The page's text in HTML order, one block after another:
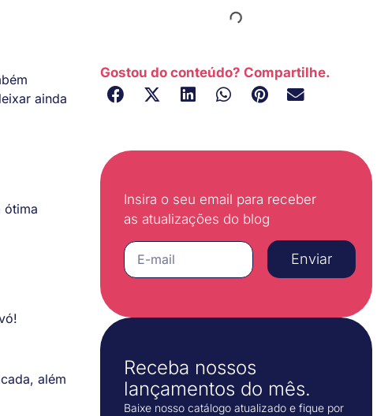
ainda
ótima
além
Gostou do conteúdo? Compartilhe.
Insira o seu email para receber
as atualizações do blog
Enviar
Receba nossos
lançamentos do mês.
Baixe nosso catálogo atualizado e fique por